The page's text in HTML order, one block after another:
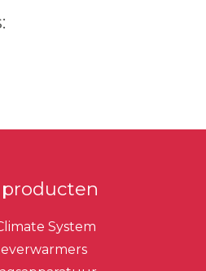
System